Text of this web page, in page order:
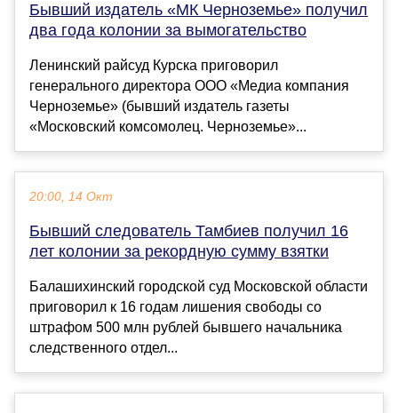
Бывший издатель «МК Черноземье» получил
два года колонии за вымогательство
Ленинский райсуд Курска приговорил
генерального директора ООО «Медиа компания
Черноземье» (бывший издатель газеты
«Московский комсомолец. Черноземье»...
20:00, 14 Окт
Бывший следователь Тамбиев получил 16
лет колонии за рекордную сумму взятки
Балашихинский городской суд Московской области
приговорил к 16 годам лишения свободы со
штрафом 500 млн рублей бывшего начальника
следственного отдел...